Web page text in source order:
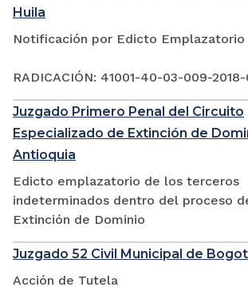
Huila
Notificación por Edicto Emplazatorio
RADICACIÓN: 41001-40-03-009-
Juzgado Primero Penal del Circuito
Especializado de Extinción de
Antioquia
Edicto emplazatorio de los terceros
indeterminados dentro del proceso
Extinción de Dominio
Juzgado 52 Civil Municipal de
Acción de Tutela